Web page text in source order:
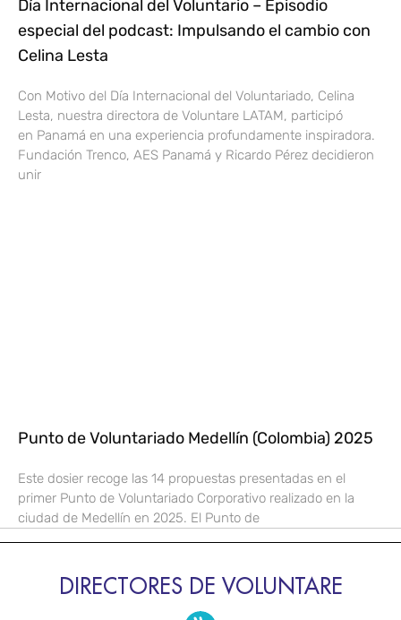
Día Internacional del Voluntario – Episodio
especial del podcast: Impulsando el cambio con
Celina Lesta
Con Motivo del Día Internacional del Voluntariado, Celina
Lesta, nuestra directora de Voluntare LATAM, participó
en Panamá en una experiencia profundamente inspiradora.
Fundación Trenco, AES Panamá y Ricardo Pérez decidieron
unir
Punto de Voluntariado Medellín (Colombia) 2025
Este dosier recoge las 14 propuestas presentadas en el
primer Punto de Voluntariado Corporativo realizado en la
ciudad de Medellín en 2025. El Punto de
DIRECTORES DE VOLUNTARE